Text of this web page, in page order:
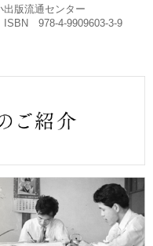
出版流通センター
978-4-9909603-3-9